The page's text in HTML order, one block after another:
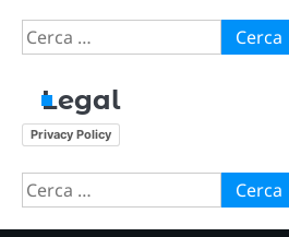
Ricerca
per:
Legal
Privacy Policy
Ricerca
per: